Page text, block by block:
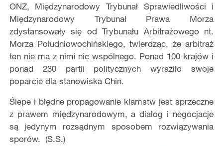
ONZ, Międzynarodowy Trybunał Sprawiedliwości i
Międzynarodowy Trybunał Prawa Morza
zdystansowały się od Trybunału Arbitrażowego nt.
Morza Południowochińskiego, twierdząc, że arbitraż
ten nie ma z nimi nic wspólnego. Ponad 100 krajów i
ponad 230 partii politycznych wyraziło swoje
poparcie dla stanowiska Chin.
Ślepe i błędne propagowanie kłamstw jest sprzeczne
z prawem międzynarodowym, a dialog i negocjacje
są jedynym rozsądnym sposobem rozwiązywania
sporów. (S.S.)